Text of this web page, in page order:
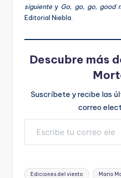
siguiente y Go, go, go, good
Editorial Niebla.
Descubre más
Suscríbete y recibe las
correo
Escribe tu correo electrónico…
Etiquetas:
Ediciones del viento Mario